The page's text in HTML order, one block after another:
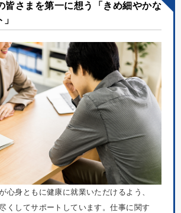
皆さまを第一に想う「きめ細やかな
心身ともに健康に就業いただけるよう、
くしてサポートしています。仕事に関す